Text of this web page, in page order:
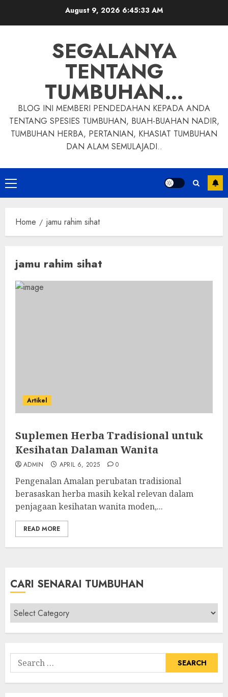
August 9, 2026 6:45:34 AM
SEGALANYA
TENTANG
TUMBUHAN…
BLOG INI MEMBERI PENDEDAHAN KEPADA ANDA
TENTANG SPESIES TUMBUHAN, BUAH-BUAHAN NADIR,
TUMBUHAN HERBA, PERTANIAN, KHASIAT TUMBUHAN
DAN ALAM SEMULAJADI..
Primary
Menu
Home jamu rahim sihat
jamu rahim sihat
Artikel
Suplemen Herba Tradisional untuk
Kesihatan Dalaman Wanita
ADMIN APRIL 6, 2025 0
Pengenalan Amalan perubatan tradisional
berasaskan herba masih kekal relevan dalam
penjagaan kesihatan wanita moden,...
READ MORE
CARI SENARAI TUMBUHAN
Cari
Senarai
Tumbuhan
Search
for: